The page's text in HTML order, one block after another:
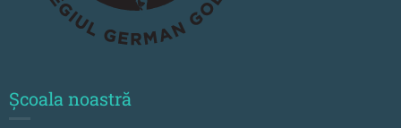
Școala noastră